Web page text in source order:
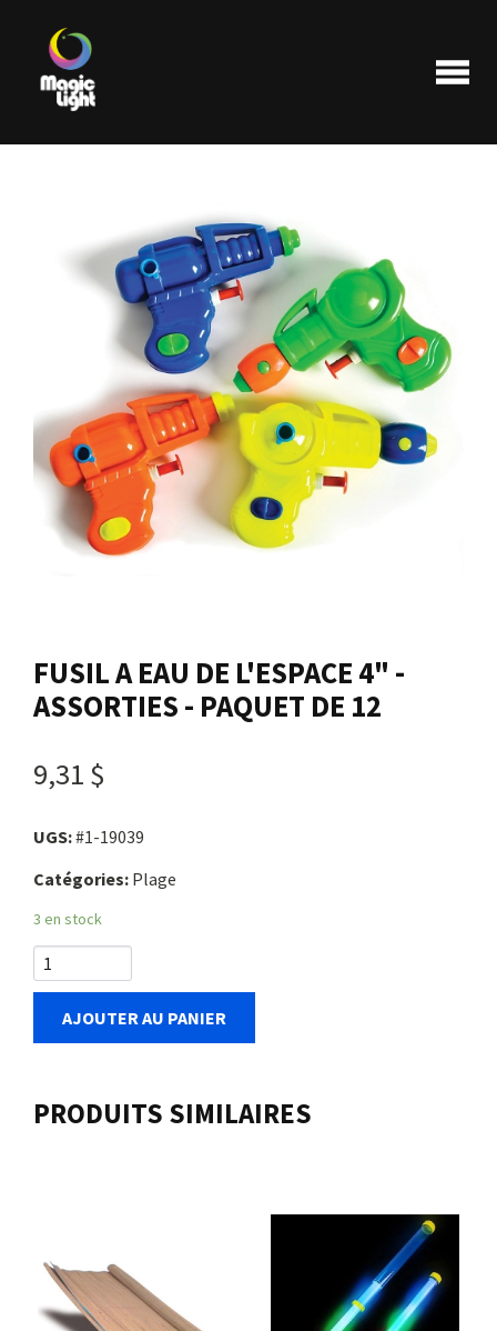
Produits
Les plus populaires
Liquidations
FAQ
Nous joindre
Panier
FUSIL A EAU DE L'ESPACE 4" -
ASSORTIES - PAQUET DE 12
9,31 $
UGS:#1-19039
Catégories: Plage
3 en stock
AJOUTER AU PANIER
PRODUITS SIMILAIRES